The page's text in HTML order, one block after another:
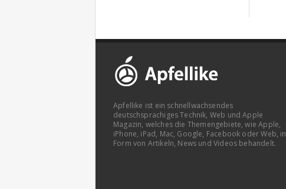
Apfellike ist ein schnellwachsendes
deutschsprachiges Technik, Web und Apple
Magazin, welches die Themengebiete, wie Apple,
iPhone, iPad, Mac, Google, Facebook oder Web, in
Form von Artikeln, News und Videos behandelt.